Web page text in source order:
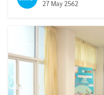
27 May 2562